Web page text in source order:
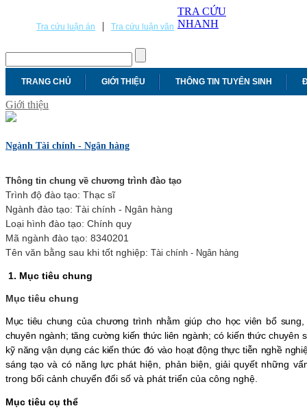
Tra cứu luận án | Tra cứu luận văn
TRA CỨU
NHANH
TRANG CHỦ GIỚI THIỆU THÔNG TIN TUYỂN SINH
Giới thiệu
Ngành Tài chính - Ngân hàng
Thông tin chung về chương trình đào tạo
Trình độ đào tạo: Thạc sĩ
Ngành đào tạo: Tài chính - Ngân hàng
Loại hình đào tạo: Chính quy
Mã ngành đào tạo: 8340201
Tên văn bằng sau khi tốt nghiệp: Tài chính - Ngân hàng
1. Mục tiêu chung
Mục tiêu chung
Mục tiêu chung của chương trình nhằm giúp cho học viên bổ
chuyên ngành; tăng cường kiến thức liên ngành; có kiến thức chuyên
kỹ năng vận dụngcác kiến thức đó vào hoạt động thực tiễn nghề
sáng tạo và có năng lực phát hiện, phản biện, giải quyết những
trong bối cảnh chuyển đổi số và phát triển của công nghệ.
Mục tiêu cụ thể